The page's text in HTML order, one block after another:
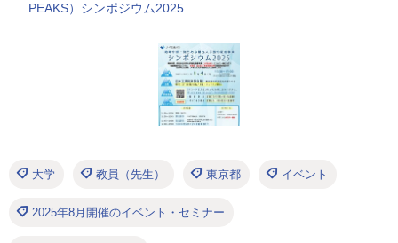
PEAKS）シンポジウム2025
大学 教員（先生） 東京都 イベント
2025年8月開催のイベント・セミナー